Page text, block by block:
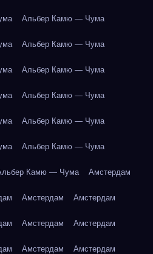
Альбер Камю — Чума
Альбер Камю — Чума
Альбер Камю — Чума
Альбер Камю — Чума
Альбер Камю — Чума
Альбер Камю — Чума
Камю — Чума Амстердам
Амстердам Амстердам
Амстердам Амстердам
Амстердам Амстердам